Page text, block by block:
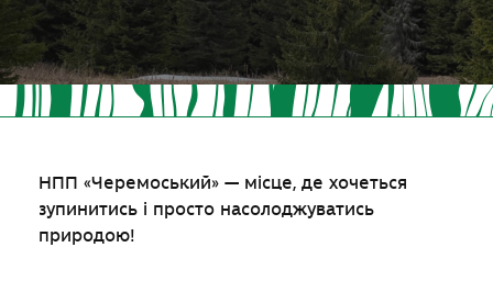
НПП «Черемоський» — місце, де хочеться
зупинитись і просто насолоджуватись
природою!